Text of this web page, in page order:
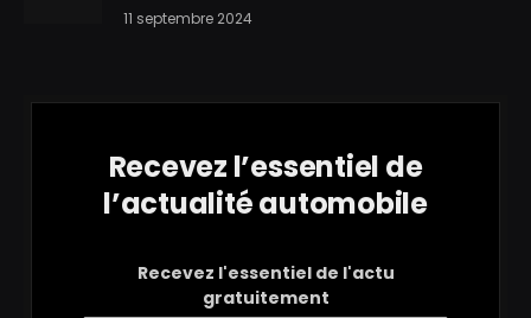
11 septembre 2024
Recevez l’essentiel de
l’actualité automobile
Recevez l'essentiel de l'actu
gratuitement